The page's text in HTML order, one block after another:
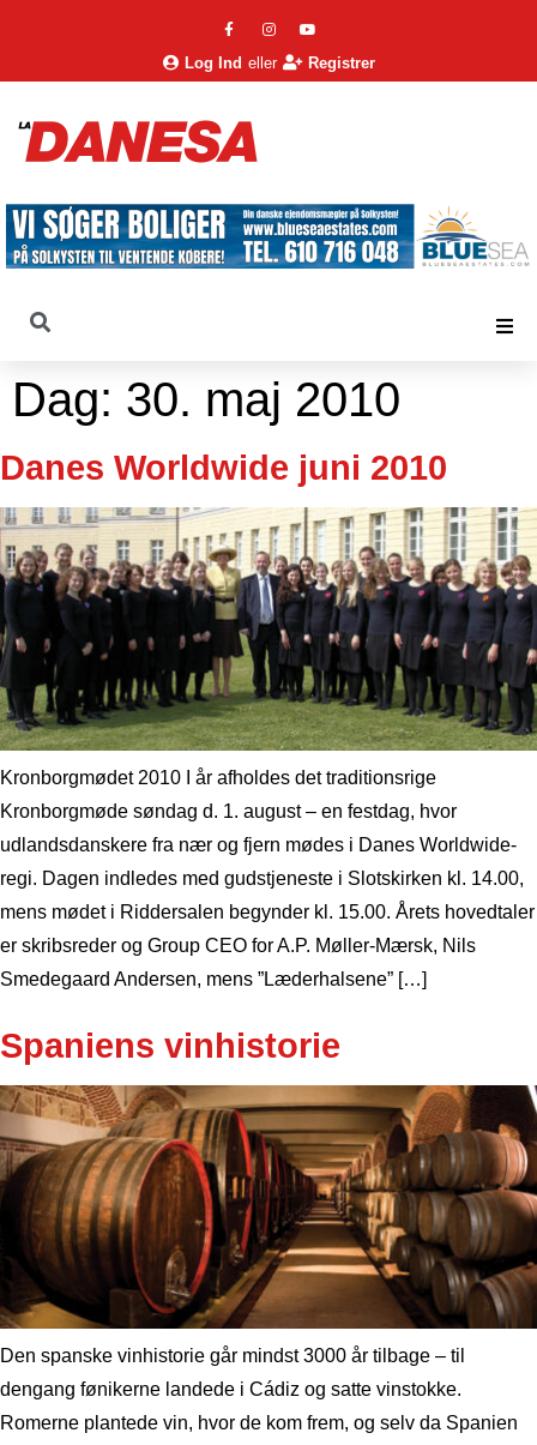
Log Ind eller Registrer
Dag: 30. maj 2010
Danes Worldwide juni 2010
Kronborgmødet 2010 I år afholdes det traditionsrige
Kronborgmøde søndag d. 1. august – en festdag, hvor
udlandsdanskere fra nær og fjern mødes i Danes Worldwide-
regi. Dagen indledes med gudstjeneste i Slotskirken kl. 14.00,
mens mødet i Riddersalen begynder kl. 15.00. Årets hovedtaler
er skribsreder og Group CEO for A.P. Møller-Mærsk, Nils
Smedegaard Andersen, mens ”Læderhalsene” […]
Spaniens vinhistorie
Den spanske vinhistorie går mindst 3000 år tilbage – til
dengang fønikerne landede i Cádiz og satte vinstokke.
Romerne plantede vin, hvor de kom frem, og selv da Spanien